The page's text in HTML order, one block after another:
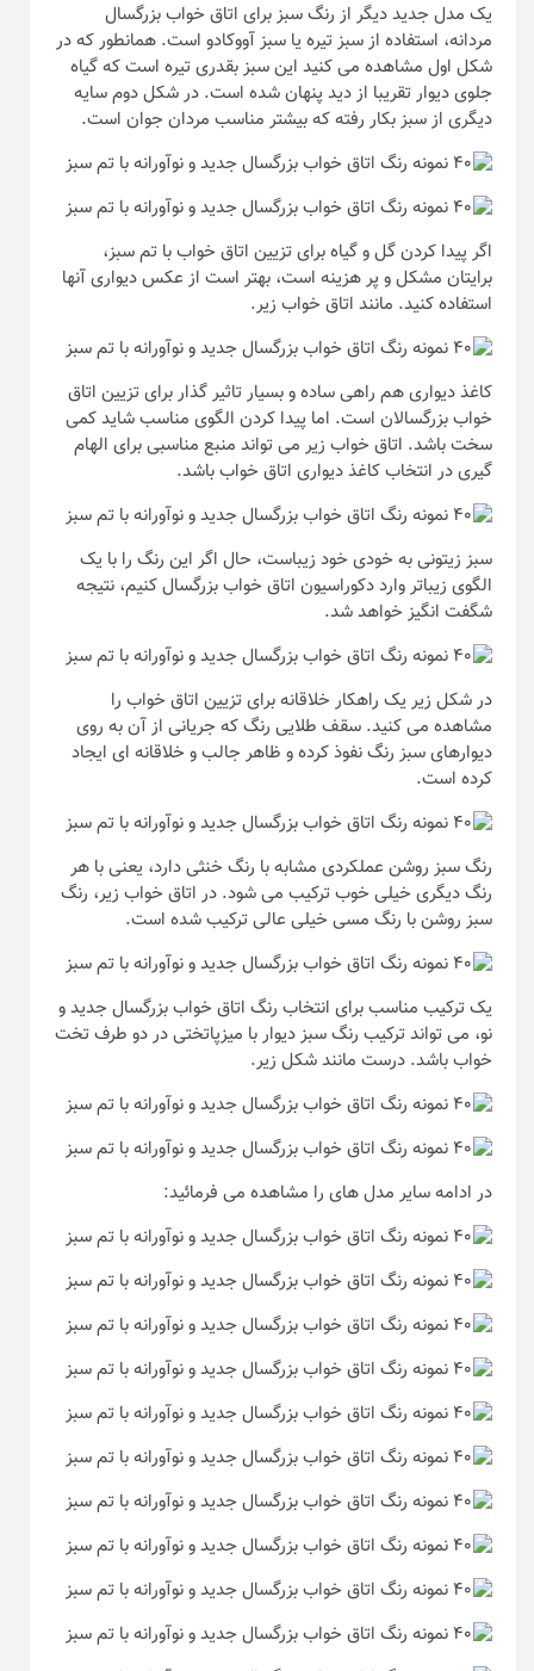
یک مدل جدید دیگر از رنگ سبز برای اتاق خواب بزرگسال
مردانه، استفاده از سبز تیره یا سبز آووکادو است. همانطور که در
شکل اول مشاهده می کنید این سبز بقدری تیره است که گیاه
جلوی دیوار تقریبا از دید پنهان شده است. در شکل دوم سایه
دیگری از سبز بکار رفته که بیشتر مناسب مردان جوان است.
اگر پیدا کردن گل و گیاه برای تزیین اتاق خواب با تم سبز،
برایتان مشکل و پر هزینه است، بهتر است از عکس دیواری آنها
استفاده کنید. مانند اتاق خواب زیر.
کاغذ دیواری هم راهی ساده و بسیار تاثیر گذار برای تزیین اتاق
خواب بزرگسالان است. اما پیدا کردن الگوی مناسب شاید کمی
سخت باشد. اتاق خواب زیر می تواند منبع مناسبی برای الهام
گیری در انتخاب کاغذ دیواری اتاق خواب باشد.
سبز زیتونی به خودی خود زیباست، حال اگر این رنگ را با یک
الگوی زیباتر وارد دکوراسیون اتاق خواب بزرگسال کنیم، نتیجه
شگفت انگیز خواهد شد.
در شکل زیر یک راهکار خلاقانه برای تزیین اتاق خواب را
مشاهده می کنید. سقف طلایی رنگ که جریانی از آن به روی
دیوارهای سبز رنگ نفوذ کرده و ظاهر جالب و خلاقانه ای ایجاد
کرده است.
رنگ سبز روشن عملکردی مشابه با رنگ خنثی دارد، یعنی با هر
رنگ دیگری خیلی خوب ترکیب می شود. در اتاق خواب زیر، رنگ
سبز روشن با رنگ مسی خیلی عالی ترکیب شده است.
یک ترکیب مناسب برای انتخاب رنگ اتاق خواب بزرگسال جدید و
نو، می تواند ترکیب رنگ سبز دیوار با میزپاتختی در دو طرف تخت
خواب باشد. درست مانند شکل زیر.
در ادامه سایر مدل های را مشاهده می فرمائید: